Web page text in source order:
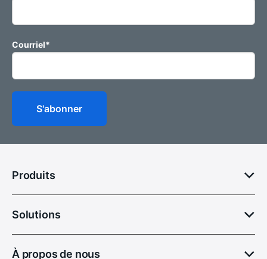
Courriel*
Produits
Solutions
À propos de nous